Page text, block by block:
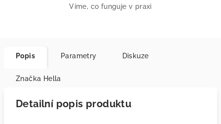
Víme, co funguje v praxi
Popis Parametry Diskuze
Značka Hella
Detailní popis produktu